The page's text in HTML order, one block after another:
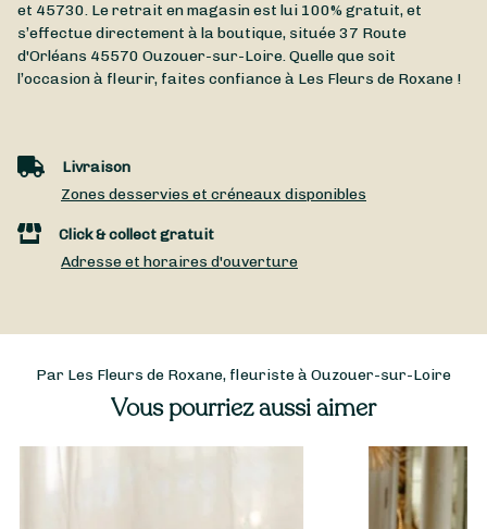
et 45730. Le retrait en magasin est lui 100% gratuit, et
s’effectue directement à la boutique, située37 Route
d'Orléans 45570 Ouzouer-sur-Loire. Quelle que soit
l’occasion à fleurir, faites confiance à Les Fleurs de Roxane !
Livraison
Zones desservies et créneaux disponibles
Click & collect gratuit
Adresse et horaires d'ouverture
Par Les Fleurs de Roxane, fleuriste à Ouzouer-sur-Loire
Vous pourriez aussi aimer